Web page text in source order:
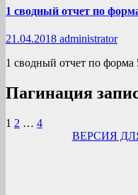
1 сводный отчет по
21.04.2018 administrator
1 сводный отчет по
Пагинация
1 2 … 4
ВЕРСИЯ